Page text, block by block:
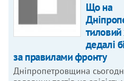
Що на
тиловий
дедалі
за правилами фронту
Дніпропетровщина